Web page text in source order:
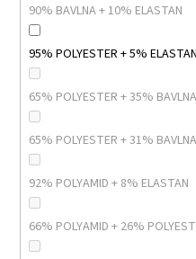
90% BAVLNA + 10% ELASTAN
95% POLYESTER + 5% ELASTAN
65% POLYESTER + 35% BAVLNA
65% POLYESTER + 31%
92% POLYAMID + 8% ELASTAN
66% POLYAMID + 26%